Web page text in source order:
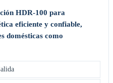
HDR-100 para
eficiente y confiable,
domésticas como